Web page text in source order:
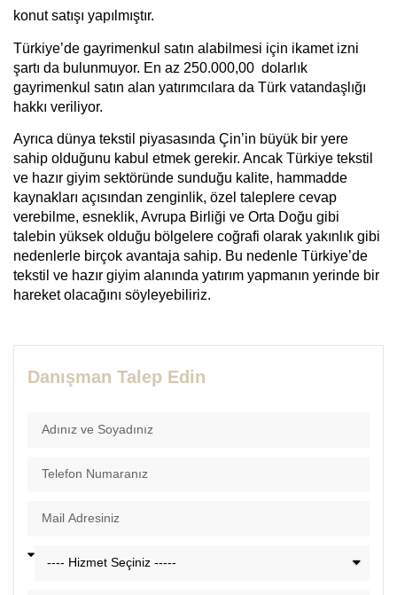
konut satışı yapılmıştır.
Türkiye’de gayrimenkul satın alabilmesi için ikamet izni
şartı da bulunmuyor. En az 250.000,00 dolarlık
gayrimenkul satın alan yatırımcılara da Türk vatandaşlığı
hakkı veriliyor.
Ayrıca dünya tekstil piyasasında Çin’in büyük bir yere
sahip olduğunu kabul etmek gerekir. Ancak Türkiye tekstil
ve hazır giyim sektöründe sunduğu kalite, hammadde
kaynakları açısından zenginlik, özel taleplere cevap
verebilme, esneklik, Avrupa Birliği ve Orta Doğu gibi
talebin yüksek olduğu bölgelere coğrafi olarak yakınlık gibi
nedenlerle birçok avantaja sahip. Bu nedenle Türkiye’de
tekstil ve hazır giyim alanında yatırım yapmanın yerinde bir
hareket olacağını söyleyebiliriz.
Danışman Talep Edin